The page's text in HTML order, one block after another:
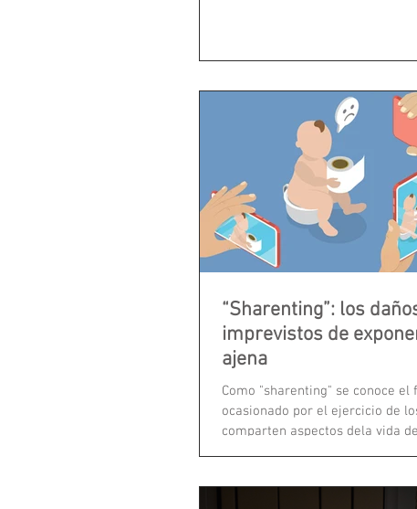
“Sharenting”: los
imprevistos de
ajena
Como "sharenting" se conoce el
ocasionado por el ejercicio de
comparten aspectos dela vida